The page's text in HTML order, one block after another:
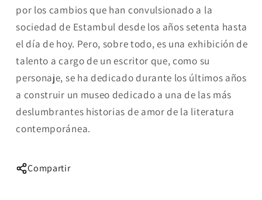
por los cambios que han convulsionado a la
sociedad de Estambul desde los años setenta hasta
el día de hoy. Pero, sobre todo, es una exhibición de
talento a cargo de un escritor que, como su
personaje, se ha dedicado durante los últimos años
a construir un museo dedicado a una de las más
deslumbrantes historias de amor de la literatura
contemporánea.
Compartir